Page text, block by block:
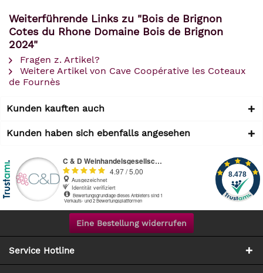
Weiterführende Links zu "Bois de Brignon
Cotes du Rhone Domaine Bois de Brignon
2024"
Fragen z. Artikel?
Weitere Artikel von Cave Coopérative les Coteaux
de Fournès
Kunden kauften auch
Kunden haben sich ebenfalls angesehen
Eine Bestellung widerrufen
Service Hotline